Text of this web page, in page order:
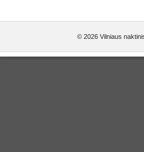
© 2026 Vilniaus